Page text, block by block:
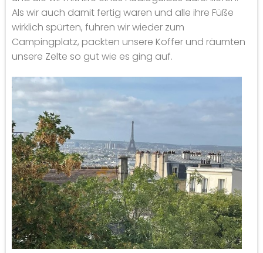
Als wir auch damit fertig waren und alle ihre Füße
wirklich spürten, fuhren wir wieder zum
Campingplatz, packten unsere Koffer und räumten
unsere Zelte so gut wie es ging auf.